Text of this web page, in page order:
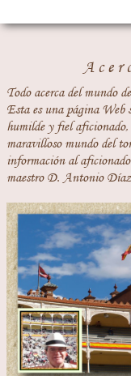
Todo acerca del mundo
Esta es una página Web
humilde y fiel aficionado,
maravilloso mundo del
información al
maestro D. Antonio Díaz